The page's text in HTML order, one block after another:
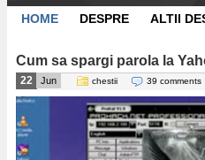
HOME DESPRE ALTII
Cum sa spargi parola la
22 Jun chestii 39 comments